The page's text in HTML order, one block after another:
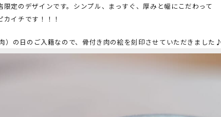
限定のデザインです。シンプル、まっすぐ、厚みと幅にこだわって
カイチです！！！
）の日のご入籍なので、骨付き肉の絵を刻印させていただきました♪